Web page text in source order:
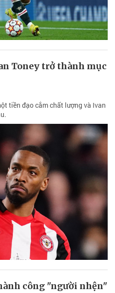
Toney trở thành mục
tiền đạo cắm chất lượng và Ivan
công "người nhện"